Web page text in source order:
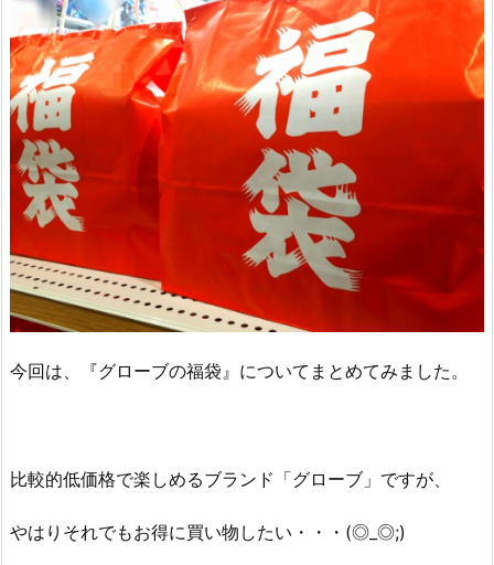
今回は、『グローブの福袋』についてまとめてみました。
比較的低価格で楽しめるブランド「グローブ」ですが、
やはりそれでもお得に買い物したい・・・(◎_◎;)